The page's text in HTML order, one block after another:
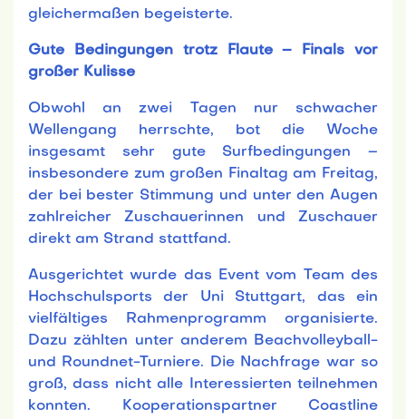
gleichermaßen begeisterte.
Gute Bedingungen trotz Flaute – Finals vor
großer Kulisse
Obwohl an zwei Tagen nur schwacher
Wellengang herrschte, bot die Woche
insgesamt sehr gute Surfbedingungen –
insbesondere zum großen Finaltag am Freitag,
der bei bester Stimmung und unter den Augen
zahlreicher Zuschauerinnen und Zuschauer
direkt am Strand stattfand.
Ausgerichtet wurde das Event vom Team des
Hochschulsports der Uni Stuttgart, das ein
vielfältiges Rahmenprogramm organisierte.
Dazu zählten unter anderem Beachvolleyball-
und Roundnet-Turniere. Die Nachfrage war so
groß, dass nicht alle Interessierten teilnehmen
konnten. Kooperationspartner Coastline